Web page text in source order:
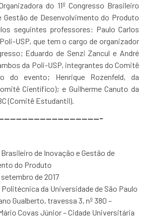
do 11º Congresso Brasileiro
Gestão de Desenvolvimento do Produto
seguintes professores: Paulo Carlos
USP, que tem o cargo de organizador
Eduardo de Senzi Zancul e André
da Poli-USP, integrantes do Comitê
do evento; Henrique Rozenfeld, da
Científico); e Guilherme Canuto da
(Comitê Estudantil).
Brasileiro de Inovação e Gestão de
do Produto
de 2017
da Universidade de São Paulo
Gualberto, travessa 3, nº 380 –
Covas Júnior – Cidade Universitária